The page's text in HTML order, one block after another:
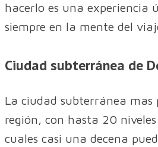
hacerlo es una experiencia
siempre en la mente del
Ciudad subterránea de
La ciudad subterránea mas
región, con hasta 20
cuales casi una decena